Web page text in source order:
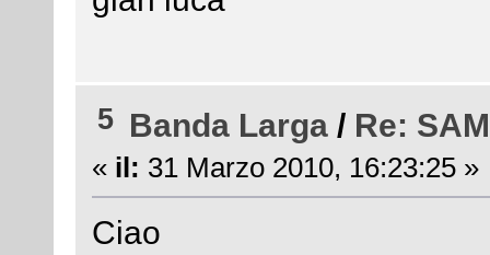
5 Banda Larga / Re:
« il: 31 Marzo 2010, 16:23:25 »
Ciao